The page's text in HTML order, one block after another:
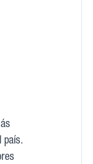
país.